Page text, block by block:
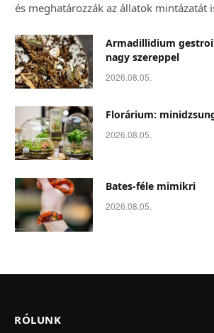
és meghatározzák az állatok mintázatát
Armadillidium
nagy szereppel
2026.08.05.
Florárium:
2026.08.05.
Bates-féle mimikri
2026.08.05.
RÓLUNK